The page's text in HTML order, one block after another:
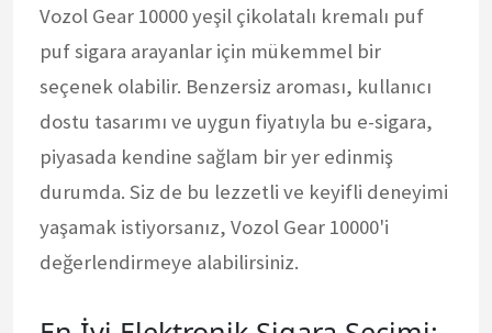
Vozol Gear 10000 yeşil çikolatalı kremalı puf
puf sigara arayanlar için mükemmel bir
seçenek olabilir. Benzersiz aroması, kullanıcı
dostu tasarımı ve uygun fiyatıyla bu e-sigara,
piyasada kendine sağlam bir yer edinmiş
durumda. Siz de bu lezzetli ve keyifli deneyimi
yaşamak istiyorsanız, Vozol Gear 10000'i
değerlendirmeye alabilirsiniz.